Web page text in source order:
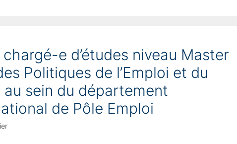
e d’études niveau Master
Politiques de l’Emploi et du
au sein du département
de Pôle Emploi